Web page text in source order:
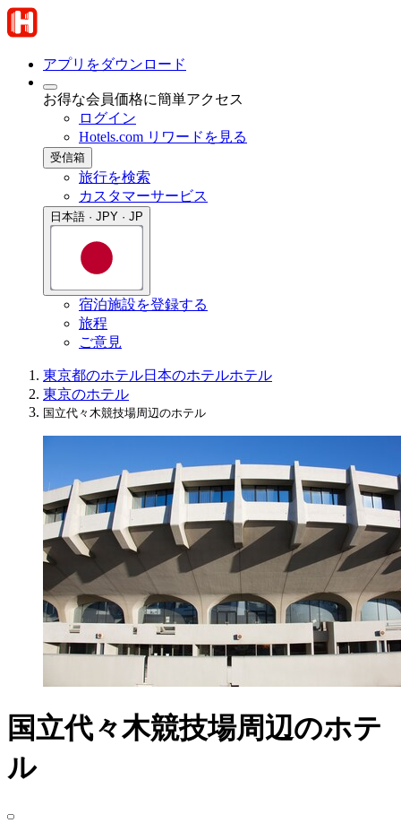
アプリをダウンロード
お得な会員価格に簡単アクセス
ログイン
Hotels.com リワードを見る
受信箱
旅行を検索
カスタマーサービス
日本語 · JPY · JP
宿泊施設を登録する
旅程
ご意見
東京都のホテル日本のホテルホテル
東京のホテル
国立代々木競技場周辺のホテル
国立代々木競技場周辺のホテ
ル